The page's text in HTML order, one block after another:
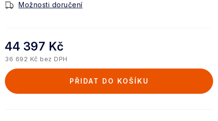
Možnosti doručení
44 397 Kč
36 692 Kč bez DPH
Měrná cena:
PŘIDAT DO KOŠÍKU